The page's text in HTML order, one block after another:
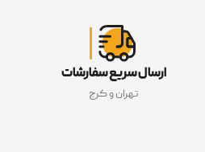
ارسال سریع سفارشات
تهران و کرج